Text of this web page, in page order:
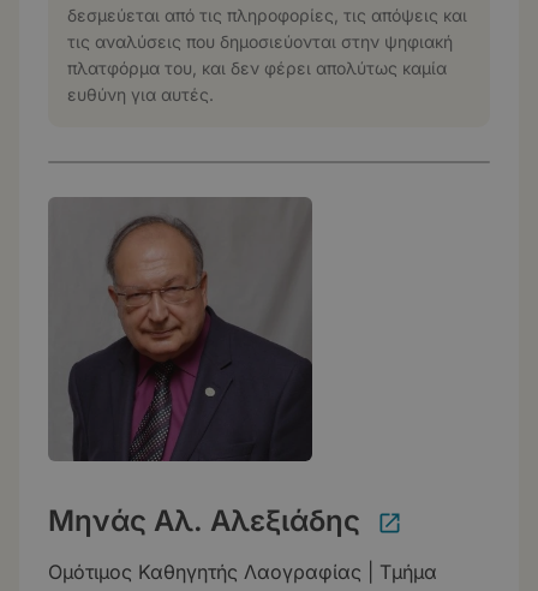
δεσμεύεται από τις πληροφορίες, τις απόψεις και
τις αναλύσεις που δημοσιεύονται στην ψηφιακή
πλατφόρμα του, και δεν φέρει απολύτως καμία
ευθύνη για αυτές.
Μηνάς Αλ. Αλεξιάδης
Ομότιμος Καθηγητής Λαογραφίας | Τμήμα